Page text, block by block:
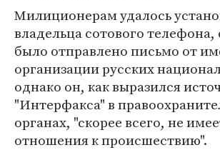
Милиционерам удалось
владельца сотового телефона,
было отправлено письмо от
организации русских
однако он, как выразился
"Интерфакса" в
органах, "скорее всего, не
отношения к происшествию".